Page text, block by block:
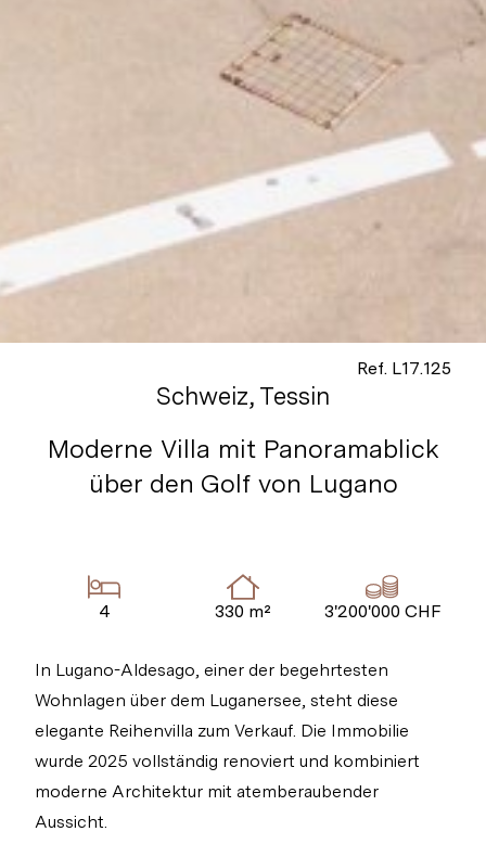
Ref. L17.125
Schweiz, Tessin
Moderne Villa mit Panoramablick
über den Golf von Lugano
4 330 m² 3'200'000 CHF
In Lugano-Aldesago, einer der begehrtesten
Wohnlagen über dem Luganersee, steht diese
elegante Reihenvilla zum Verkauf. Die Immobilie
wurde 2025 vollständig renoviert und kombiniert
moderne Architektur mit atemberaubender
Aussicht.